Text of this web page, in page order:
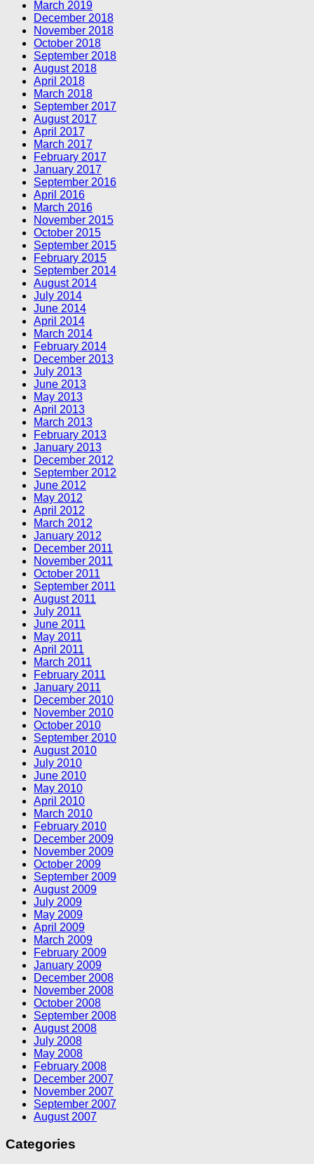
March 2019
December 2018
November 2018
October 2018
September 2018
August 2018
April 2018
March 2018
September 2017
August 2017
April 2017
March 2017
February 2017
January 2017
September 2016
April 2016
March 2016
November 2015
October 2015
September 2015
February 2015
September 2014
August 2014
July 2014
June 2014
April 2014
March 2014
February 2014
December 2013
July 2013
June 2013
May 2013
April 2013
March 2013
February 2013
January 2013
December 2012
September 2012
June 2012
May 2012
April 2012
March 2012
January 2012
December 2011
November 2011
October 2011
September 2011
August 2011
July 2011
June 2011
May 2011
April 2011
March 2011
February 2011
January 2011
December 2010
November 2010
October 2010
September 2010
August 2010
July 2010
June 2010
May 2010
April 2010
March 2010
February 2010
December 2009
November 2009
October 2009
September 2009
August 2009
July 2009
May 2009
April 2009
March 2009
February 2009
January 2009
December 2008
November 2008
October 2008
September 2008
August 2008
July 2008
May 2008
February 2008
December 2007
November 2007
September 2007
August 2007
Categories